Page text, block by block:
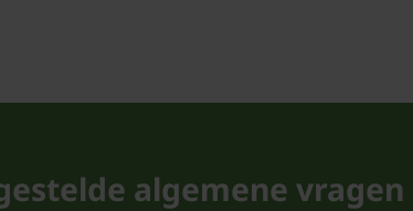
algemene vragen